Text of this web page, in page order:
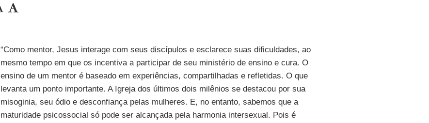
“Como mentor, Jesus interage com seus discípulos e esclarece suas dificuldades, ao
mesmo tempo em que os incentiva a participar de seu ministério de ensino e cura. O
ensino de um mentor é baseado em experiências, compartilhadas e refletidas. O que
levanta um ponto importante. A Igreja dos últimos dois milênios se destacou por sua
misoginia, seu ódio e desconfiança pelas mulheres. E, no entanto, sabemos que a
maturidade psicossocial só pode ser alcançada pela harmonia intersexual. Pois é